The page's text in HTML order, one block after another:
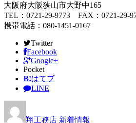
大阪府大阪狭山市大野中165
TEL：0721-29-9773 FAX：0721-29-
携帯電話：080-1451-0167
Twitter
Facebook
Google+
Pocket
B!はてブ
LINE
翔工務店 新着情報